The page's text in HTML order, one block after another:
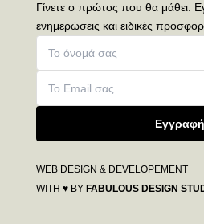
Γίνετε ο πρώτος που θα μάθει:
ενημερώσεις και ειδικές
Εγγραφή
WEB DESIGN & DEVELOPEMENT
WITH ♥ BY FABULOUS DESIGN